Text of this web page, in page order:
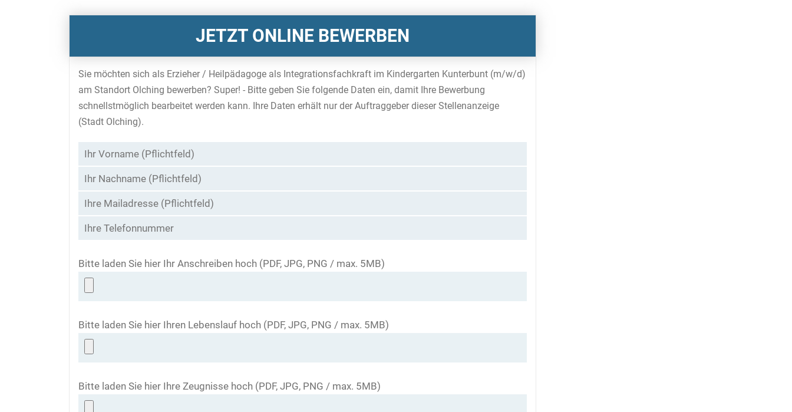
JETZT ONLINE BEWERBEN
Sie möchten sich als Erzieher / Heilpädagoge als Integrationsfachkraft im Kindergarten Kunterbunt (m/w/d)
am Standort Olching bewerben? Super! - Bitte geben Sie folgende Daten ein, damit Ihre Bewerbung
schnellstmöglich bearbeitet werden kann. Ihre Daten erhält nur der Auftraggeber dieser Stellenanzeige
(Stadt Olching).
Bitte laden Sie hier Ihr Anschreiben hoch (PDF, JPG, PNG / max. 5MB)
Bitte laden Sie hier Ihren Lebenslauf hoch (PDF, JPG, PNG / max. 5MB)
Bitte laden Sie hier Ihre Zeugnisse hoch (PDF, JPG, PNG / max. 5MB)